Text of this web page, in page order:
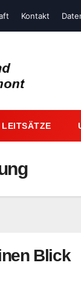
Kontakt
LEITSÄTZE
Blick